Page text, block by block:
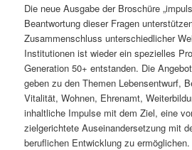
Die neue Ausgabe der Broschüre
Beantwortung dieser Fragen
Zusammenschluss unterschiedlicher
Institutionen ist wieder ein spezielles
Generation 50+ entstanden. Die
geben zu den Themen Lebensentwurf,
Vitalität, Wohnen, Ehrenamt,
inhaltliche Impulse mit dem Ziel, eine
zielgerichtete Auseinandersetzung mit
beruflichen Entwicklung zu ermöglichen.